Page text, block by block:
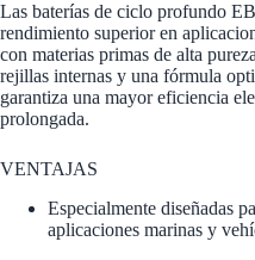
Las baterías de ciclo profundo
rendimiento superior en
con materias primas de alta
rejillas internas y una fórmula
garantiza una mayor eficiencia
prolongada.
VENTAJAS
Especialmente diseñadas
aplicaciones marinas y